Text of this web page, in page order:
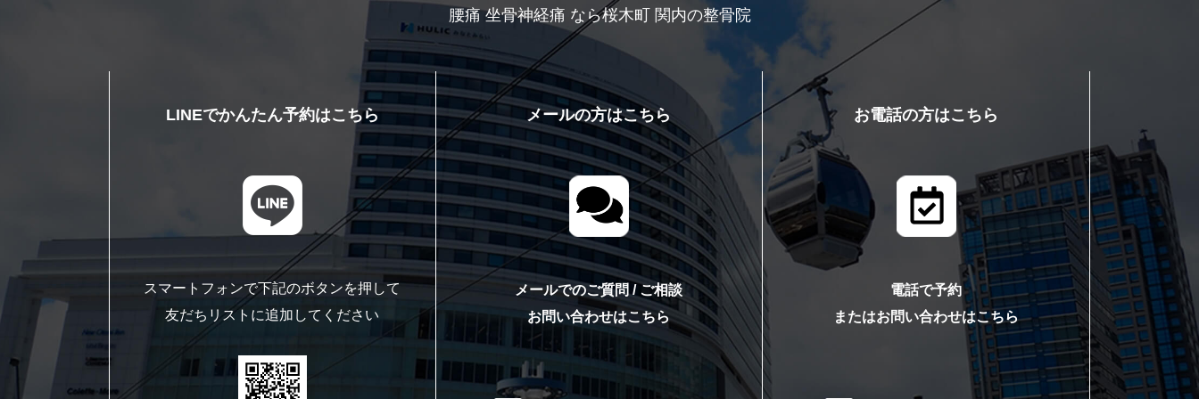
腰痛 坐骨神経痛 なら桜木町 関内の整骨院
LINEでかんたん予約はこちら
スマートフォンで下記のボタンを押して
友だちリストに追加してください
メールの方はこちら
メールでのご質問 / ご相談
お問い合わせはこちら
お電話の方はこちら
電話で予約
またはお問い合わせはこちら